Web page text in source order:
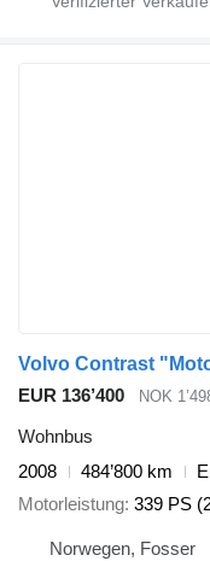
Volvo Contrast
EUR 136’400
NOK
Wohnbus
2008
484’800 km
Motorleistung 339 PS
Norwegen, Fosser